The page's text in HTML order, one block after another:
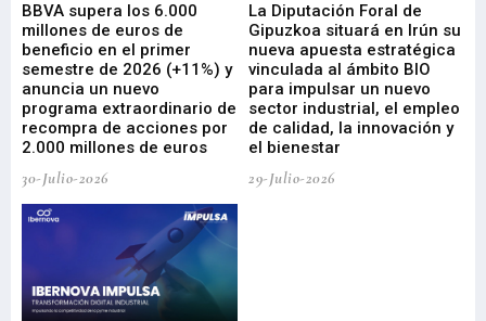
BBVA supera los 6.000
millones de euros de
beneficio en el primer
semestre de 2026 (+11%) y
anuncia un nuevo
programa extraordinario de
recompra de acciones por
2.000 millones de euros
30-Julio-2026
La Diputación Foral de
Gipuzkoa situará en Irún su
nueva apuesta estratégica
vinculada al ámbito BIO
para impulsar un nuevo
sector industrial, el empleo
de calidad, la innovación y
el bienestar
29-Julio-2026